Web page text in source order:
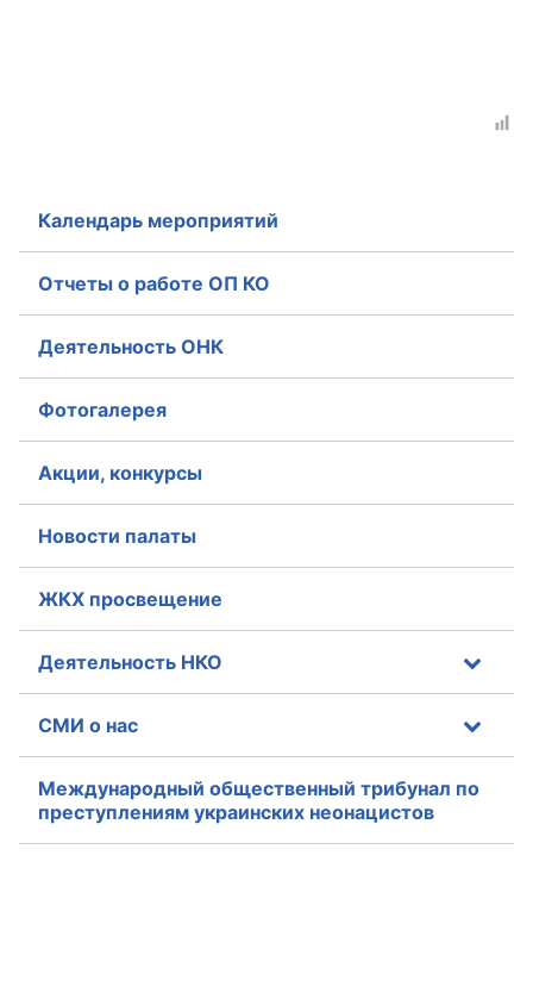
Календарь мероприятий
Отчеты о работе ОП КО
Деятельность ОНК
Фотогалерея
Акции, конкурсы
Новости палаты
ЖКХ просвещение
Деятельность НКО
СМИ о нас
Международный общественный трибунал по
преступлениям украинских неонацистов